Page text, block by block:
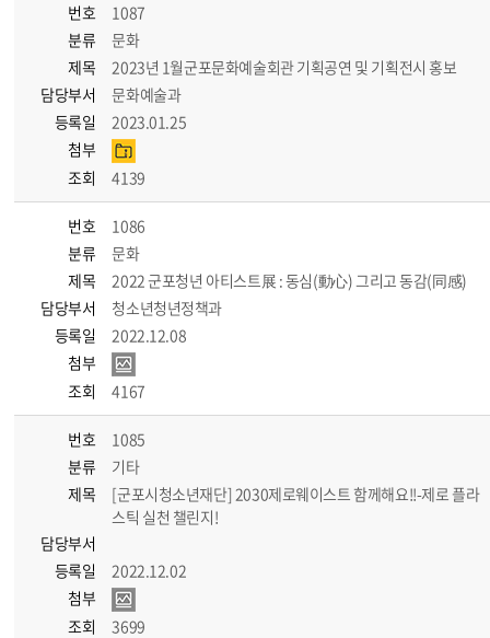
번호
1087
분류
문화
제목
2023년 1월군포문화예술회관 기획공연 및 기획전시 홍보
담당부서
문화예술과
등록일
2023.01.25
첨부
조회
4139
번호
1086
분류
문화
제목
2022 군포청년 아티스트展 : 동심(動心) 그리고 동감(同感)
담당부서
청소년청년정책과
등록일
2022.12.08
첨부
조회
4167
번호
1085
분류
기타
제목
[군포시청소년재단] 2030제로웨이스트 함께해요!!-제로 플라
스틱 실천 챌린지!
담당부서
등록일
2022.12.02
첨부
조회
3699